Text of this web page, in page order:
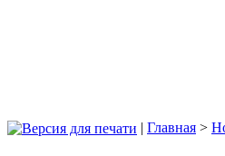
| Главная >